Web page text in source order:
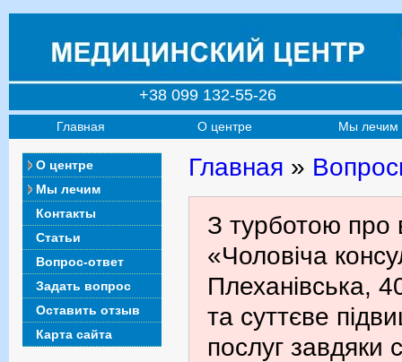
+38 099 132-55-26
Главная О центре Мы лечим
О центре
Мы лечим
Контакты
Статьи
Вопрос-ответ
Задать вопрос
Оставить отзыв
Карта сайта
Главная »
З турботою про
«Чоловіча
Плеханівська,
та суттєве
послуг завдяки